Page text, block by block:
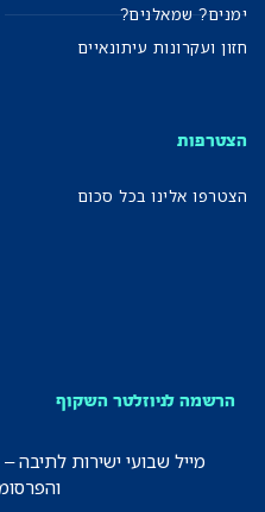
ימנים? שמאלנים?
חזון ועקרונות עיתונאיים
הצטרפות
הצטרפו אלינו בכל סכום
הרשמה לניוזלטר השקוף
מייל שבועי ישירות